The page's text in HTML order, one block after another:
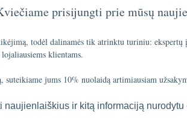
NUOTĖKIO DETEKTORIAUS PRIEDAS
prisijungti prie mūsų
todėl dalinamės tik atrinktu turiniu:
klientams.
suteikiame jums 10% nuolaidą artimiausiam
naujienlaiškius ir kitą informaciją